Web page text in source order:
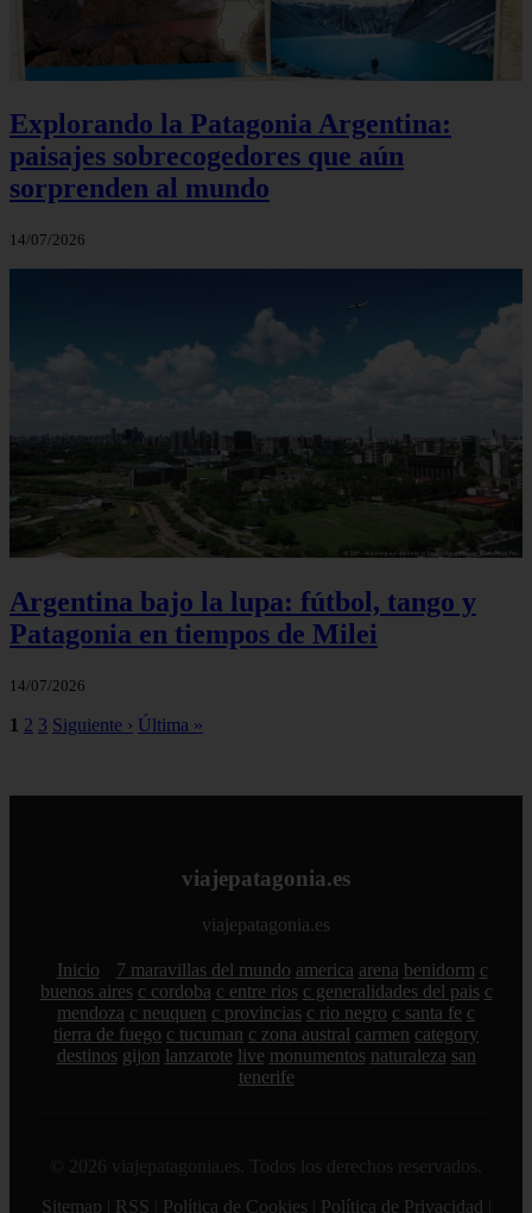
Explorando la Patagonia Argentina:
paisajes sobrecogedores que aún
sorprenden al mundo
14/07/2026
Argentina bajo la lupa: fútbol, tango y
Patagonia en tiempos de Milei
14/07/2026
1 2 3 Siguiente › Última »
viajepatagonia.es
viajepatagonia.es
Inicio 7 maravillas del mundo america arena benidorm c
buenos aires c cordoba c entre rios c generalidades del pais c
mendoza c neuquen c provincias c rio negro c santa fe c
tierra de fuego c tucuman c zona austral carmen category
destinos gijon lanzarote live monumentos naturaleza san
tenerife
© 2026 viajepatagonia.es. Todos los derechos reservados.
Sitemap
RSS Política de Cookies Política de Privacidad